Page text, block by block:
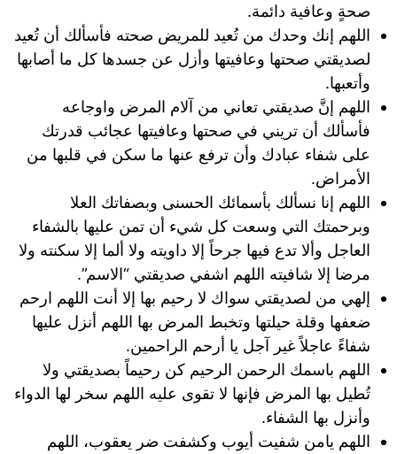
صحةٍ وعافية دائمة.
اللهم إنك وحدك من تُعيد للمريض صحته فأسألك أن تُعيد
لصديقتي صحتها وعافيتها وأزل عن جسدها كل ما أصابها
وأتعبها.
اللهم إنَّ صديقتي تعاني من آلام المرض واوجاعه
فأسألك أن تريني في صحتها وعافيتها عجائب قدرتك
على شفاء عبادك وأن ترفع عنها ما سكن في قلبها من
الأمراض.
اللهم إنا نسألك بأسمائك الحسنى وبصفاتك العلا
وبرحمتك التي وسعت كل شيء أن تمن عليها بالشفاء
العاجل وألا تدع فيها جرحاً إلا داويته ولا ألما إلا سكنته ولا
مرضا إلا شافيته اللهم اشفي صديقتي “الاسم”.
إلهي من لصديقتي سواك لا رحيم بها إلا أنت اللهم ارحم
ضعفها وقلة حيلتها وتخبط المرض بها اللهم أنزل عليها
شفاءً عاجلاً غير آجل يا أرحم الراحمين.
اللهم باسمك الرحمن الرحيم كن رحيماً بصديقتي ولا
تُطيل بها المرض فإنها لا تقوى عليه اللهم سخر لها الدواء
وأنزل بها الشفاء.
اللهم يامن شفيت أيوب وكشفت ضر يعقوب، اللهم